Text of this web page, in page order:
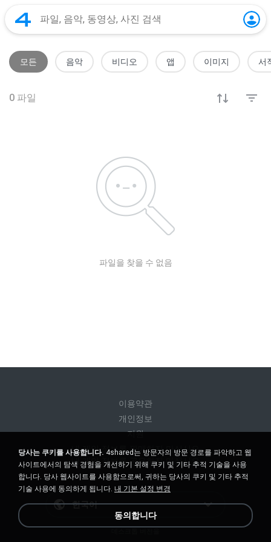
모든 음악 비디오 앱 이미지 서
0 파일
파일을 찾을 수 없음
이용약관
개인정보
지원
내 개인 정보를 판매하지 마십시오
내 개인 정보를 공유하지 마십시오
한국어
당사는 쿠키를 사용합니다. 4shared는 방문자의 방문 경로를 파악하고 웹
사이트에서의 탐색 경험을 개선하기 위해 쿠키 및 기타 추적 기술을 사용
합니다. 당사 웹사이트를 사용함으로써, 귀하는 당사의 쿠키 및 기타 추적
기술 사용에 동의하게 됩니다. 내 기본 설정 변경
동의합니다